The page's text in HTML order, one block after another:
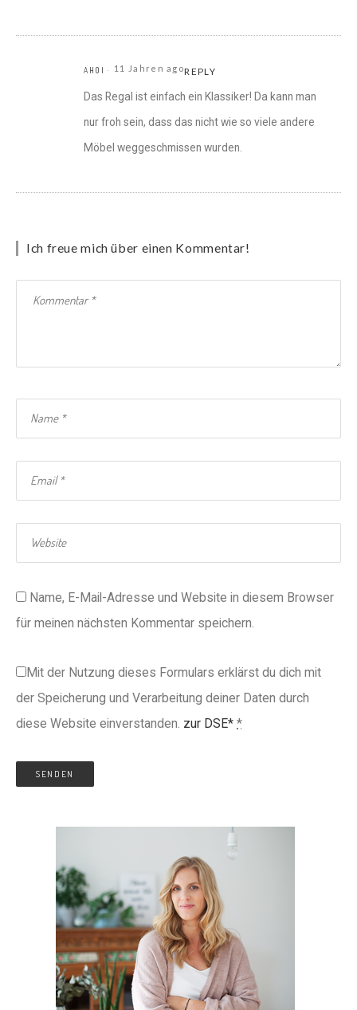
AHOI 11 Jahren agoREPLY
Das Regal ist einfach ein Klassiker! Da kann man
nur froh sein, dass das nicht wie so viele andere
Möbel weggeschmissen wurden.
Ich freue mich über einen Kommentar!
Name, E-Mail-Adresse und Website in diesem Browser
für meinen nächsten Kommentar speichern.
Mit der Nutzung dieses Formulars erklärst du dich mit
der Speicherung und Verarbeitung deiner Daten durch
diese Website einverstanden. zur DSE* *